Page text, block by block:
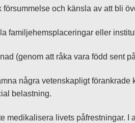
försummelse och känsla av att bli
familjehemsplaceringar eller
(genom att råka vara född sent
några vetenskapligt förankrade
belastning.
medikalisera livets påfrestningar. I